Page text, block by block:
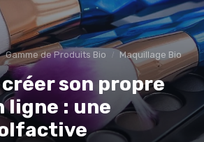
Gamme de Produits Bio Maquillage Bio
son propre
ligne : une